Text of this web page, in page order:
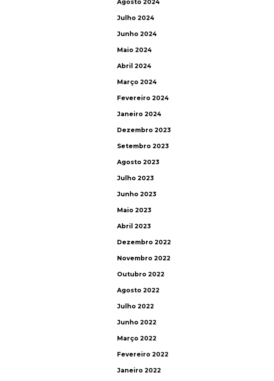
Agosto 2024
Julho 2024
Junho 2024
Maio 2024
Abril 2024
Março 2024
Fevereiro 2024
Janeiro 2024
Dezembro 2023
Setembro 2023
Agosto 2023
Julho 2023
Junho 2023
Maio 2023
Abril 2023
Dezembro 2022
Novembro 2022
Outubro 2022
Agosto 2022
Julho 2022
Junho 2022
Março 2022
Fevereiro 2022
Janeiro 2022